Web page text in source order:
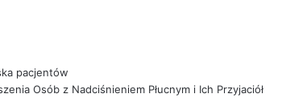
pacjentów
Osób z Nadciśnieniem Płucnym i Ich Przyjaciół